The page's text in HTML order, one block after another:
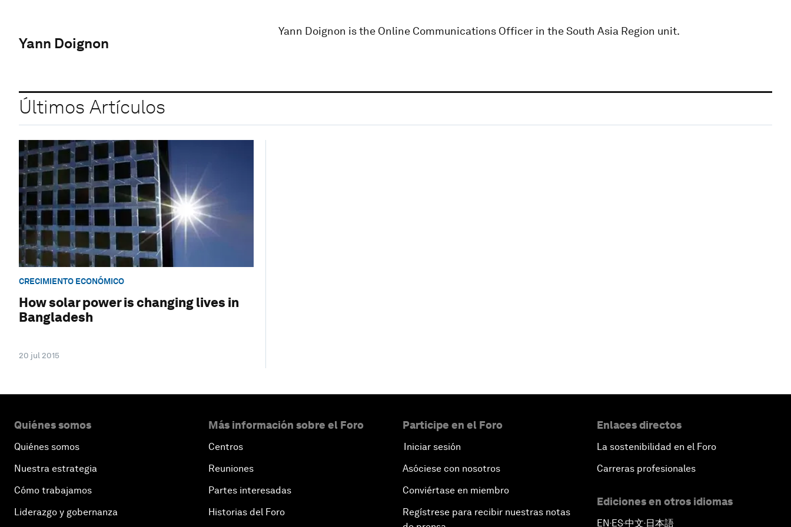
Yann Doignon
Yann Doignon is the Online Communications Officer in the South Asia Region unit.
Últimos Artículos
CRECIMIENTO ECONÓMICO
How solar power is changing lives in
Bangladesh
20 jul 2015
Quiénes somos
Quiénes somos
Nuestra estrategia
Cómo trabajamos
Liderazgo y gobernanza
Más información sobre el Foro
Centros
Reuniones
Partes interesadas
Historias del Foro
Participe en el Foro
Iniciar sesión
Asóciese con nosotros
Conviértase en miembro
Regístrese para recibir nuestras notas
Enlaces directos
La sostenibilidad en el Foro
Carreras profesionales
Ediciones en otros idiomas
EN ▪ ES▪中文▪ 日本語